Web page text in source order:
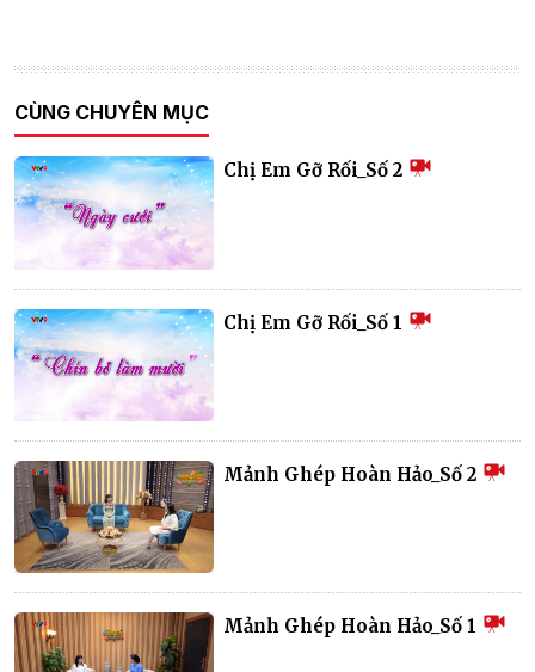
CÙNG CHUYÊN MỤC
Chị Em Gỡ Rối_Số 2
Chị Em Gỡ Rối_Số 1
Mảnh Ghép Hoàn Hảo_Số 2
Mảnh Ghép Hoàn Hảo_Số 1